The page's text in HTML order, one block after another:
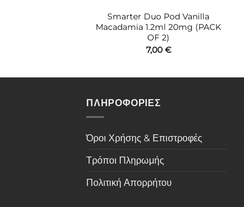
Smarter Duo Pod Vanilla
Macadamia 1.2ml 20mg (PACK
OF 2)
7,00€
ΠΛΗΡΟΦΟΡΙΕΣ
Όροι Χρήσης & Επιστροφές
Τρόποι Πληρωμής
Πολιτική Απορρήτου